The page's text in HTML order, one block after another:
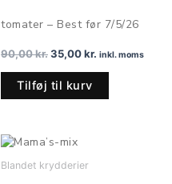
tomater – Best før 7/5/26
90,00kr.35,00kr. inkl. moms
Tilføj til kurv
Blandet krydderier